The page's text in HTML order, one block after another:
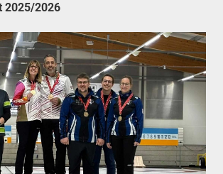
2025/2026